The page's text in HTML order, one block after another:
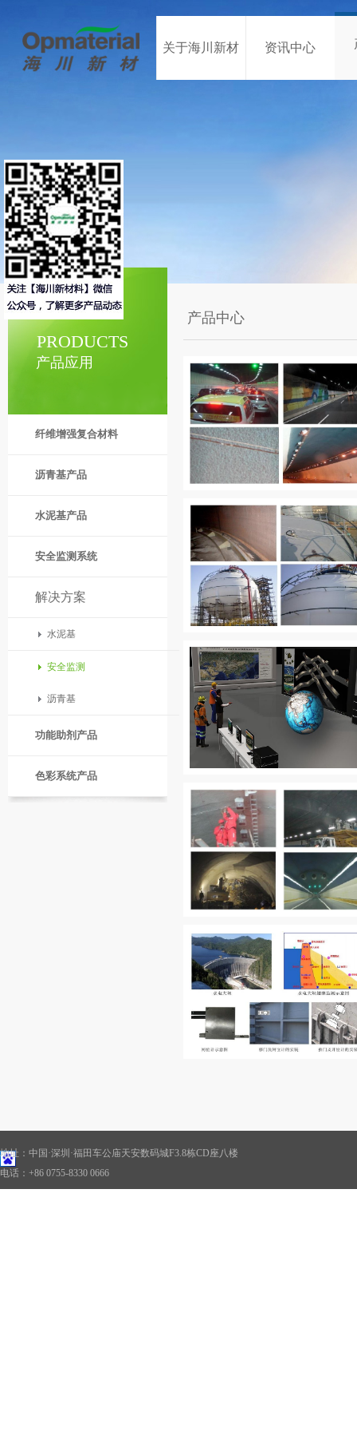
关于海川新材 资讯中心
产品应用
PRODUCTS
纤维增强复合材料
沥青基产品
水泥基产品
安全监测系统
解决方案
水泥基
安全监测
沥青基
功能助剂产品
色彩系统产品
产品中心
地址：中国·深圳·福田车公庙天安数码城F3.8栋CD座八楼
电话：+86 0755-8330 0666